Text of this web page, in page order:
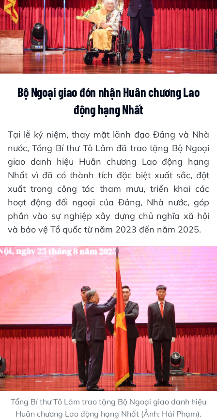
Bộ Ngoại giao đón nhận Huân chương Lao
động hạng Nhất
Tại lễ kỷ niệm, thay mặt lãnh đạo Đảng và Nhà
nước, Tổng Bí thư Tô Lâm đã trao tặng Bộ Ngoại
giao danh hiệu Huân chương Lao động hạng
Nhất vì đã có thành tích đặc biệt xuất sắc, đột
xuất trong công tác tham mưu, triển khai các
hoạt động đối ngoại của Đảng, Nhà nước, góp
phần vào sự nghiệp xây dựng chủ nghĩa xã hội
và bảo vệ Tổ quốc từ năm 2023 đến năm 2025.
Tổng Bí thư Tô Lâm trao tặng Bộ Ngoại giao danh hiệu
Huân chương Lao động hạng Nhất (Ảnh: Hải Phạm).